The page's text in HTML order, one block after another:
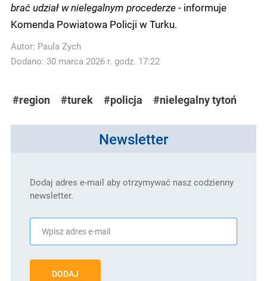
brać udział w nielegalnym procederze- informuje
Komenda Powiatowa Policji w Turku.
Autor: Paula Zych
Dodano: 30 marca 2026 r. godz. 17:22
#region #turek #policja #nielegalny tytoń
Newsletter
Dodaj adres e-mail aby otrzymywać nasz codzienny
newsletter.
DODAJ